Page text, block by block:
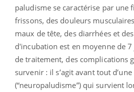
paludisme se caractérise par une
frissons, des douleurs
maux de tête, des diarrhées et
d'incubation est en moyenne de 7
de traitement, des complications
survenir : il s’agit avant tout
(“neuropaludisme”) qui survient